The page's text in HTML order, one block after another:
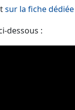
sur la fiche
dessous :